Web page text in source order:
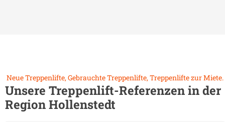
Neue Treppenlifte, Gebrauchte Treppenlifte, Treppenlifte zur Miete.
Unsere Treppenlift-Referenzen in der
RegionHollenstedt